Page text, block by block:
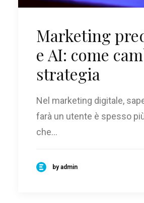
Marketing
e AI: come
strategia
Nel marketing digitale,
farà un utente è spesso
che…
by admin